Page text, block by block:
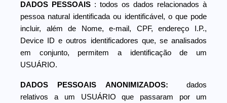
DADOS PESSOAIS : todos os dados relacionados à
pessoa natural identificada ou identificável, o que pode
incluir, além de Nome, e-mail, CPF, endereço I.P.,
Device ID e outros identificadores que, se analisados
em conjunto, permitem a identificação de um
USUÁRIO.
DADOS PESSOAIS ANONIMIZADOS:
dados
relativos a um USUÁRIO que passaram por um